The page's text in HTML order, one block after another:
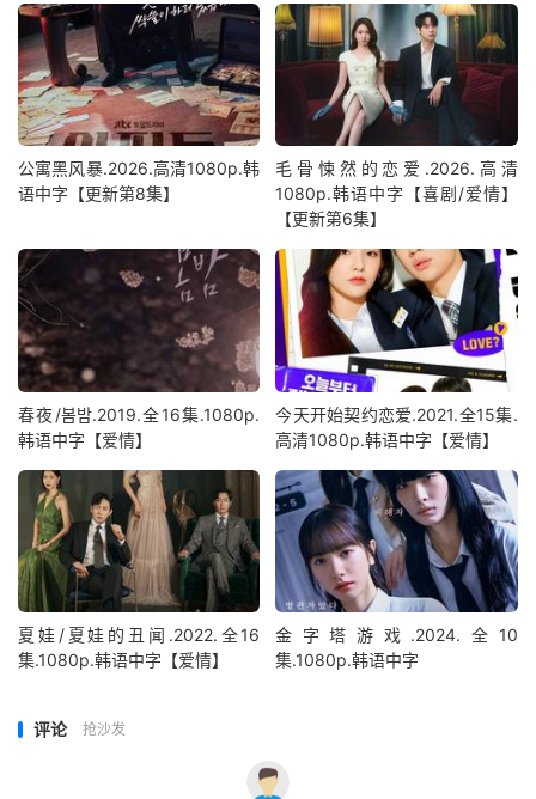
公寓黑风暴.2026.高清1080p.韩
语中字【更新第8集】
毛骨悚然的恋爱.2026.高清
1080p.韩语中字【喜剧/爱情】
【更新第6集】
春夜/봄밤‎.2019.全16集.1080p.
韩语中字【爱情】
今天开始契约恋爱.2021.全15集.
高清1080p.韩语中字【爱情】
夏娃/夏娃的丑闻.2022.全16
集.1080p.韩语中字【爱情】
金字塔游戏.2024.全10
集.1080p.韩语中字
评论 抢沙发